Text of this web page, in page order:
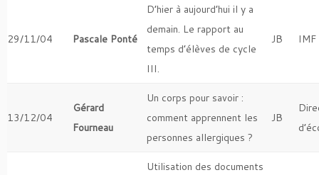
29/11/04 Pascale Ponté
D’hier à aujourd’hui il y a
demain. Le rapport au
temps d’élèves de cycle
III.
JB IMF
13/12/04
Gérard
Fourneau
Un corps pour savoir :
comment apprennent les
personnes allergiques ?
JB
Utilisation des documents